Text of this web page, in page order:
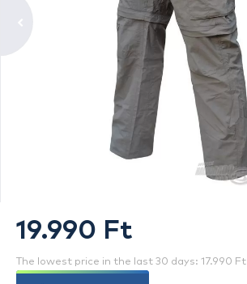
19.990 Ft
The lowest price in the last 30 days: 17.990 Ft